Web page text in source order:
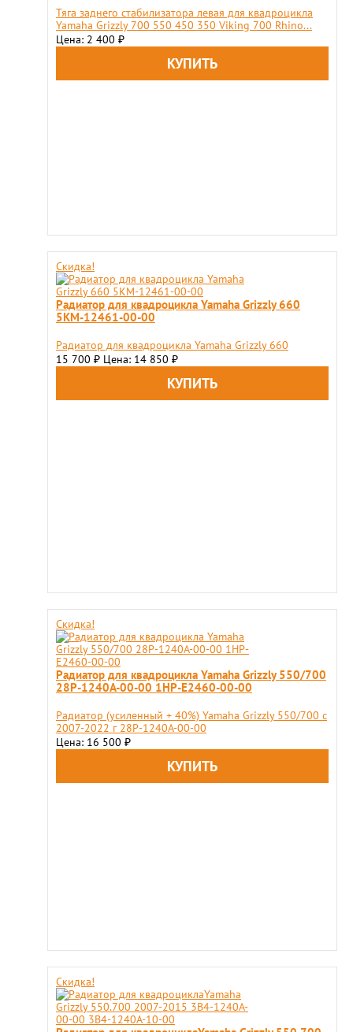
Тяга заднего стабилизатора левая для квадроцикла
Yamaha Grizzly 700 550 450 350 Viking 700 Rhino...
Цена: 2 400 ₽
Скидка!
Радиатор для квадроцикла Yamaha Grizzly 660
5KM-12461-00-00
Радиатор для квадроцикла Yamaha Grizzly 660
15 700 ₽ Цена: 14 850 ₽
Скидка!
Радиатор для квадроцикла Yamaha Grizzly 550/700
28P-1240A-00-00 1HP-E2460-00-00
Радиатор (усиленный + 40%) Yamaha Grizzly 550/700 c
2007-2022 г 28P-1240A-00-00
Цена: 16 500 ₽
Скидка!